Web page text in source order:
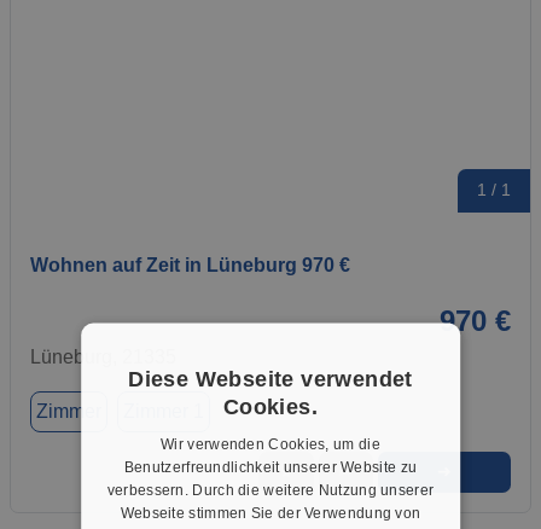
1 / 1
Wohnen auf Zeit in Lüneburg 970 €
970 €
Lüneburg, 21335
Zimmer
★ ➦
Diese Webseite verwendet
Cookies.
Wir verwenden Cookies, um die
Benutzerfreundlichkeit unserer Website zu
verbessern. Durch die weitere Nutzung unserer
Webseite stimmen Sie der Verwendung von